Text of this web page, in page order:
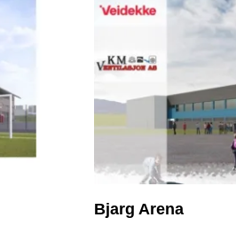
Bjarg Arena